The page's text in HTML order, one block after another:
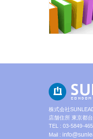
株式会社
店舗住所 東京都
TEL : 03-5849-
Mail :